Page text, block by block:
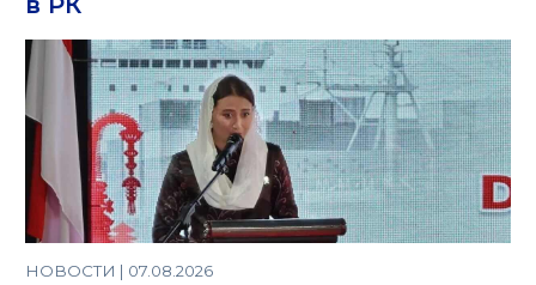
НОВОСТИ | 07.08.2026